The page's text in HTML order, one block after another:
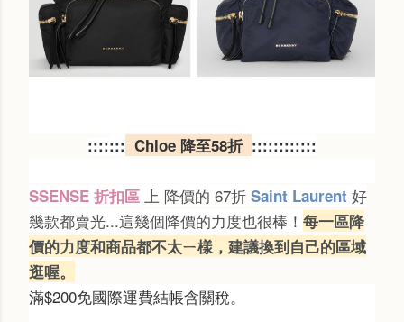
::::::: Chloe 降至58折 ::::::::::::
SSENSE 折扣區 上 降價的 67折 Saint Laurent 好
幾款都賣光...這幾個降價的力度也很棒！ 每一區降
價的力度和商品都不太ㄧ樣，建議換到自己的區域
逛喔。
滿$200免國際運費結帳含關稅。